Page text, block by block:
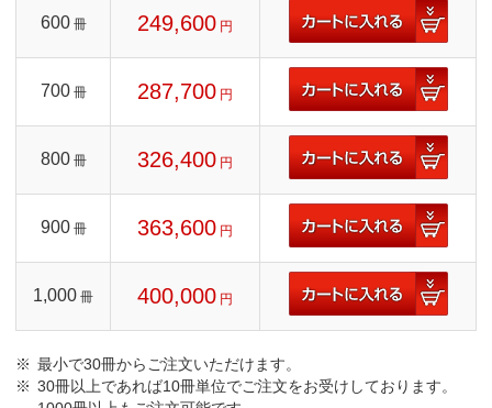
600 冊 249,600 円
700 冊 287,700 円
800 冊 326,400 円
900 冊 363,600 円
1,000 冊 400,000 円
最小で30冊からご注文いただけます。
30冊以上であれば10冊単位でご注文をお受けしております。